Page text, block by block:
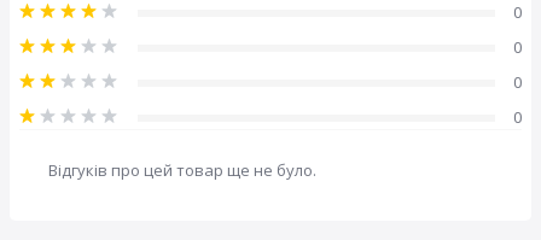
0
0
0
0
Відгуків про цей товар ще не було.